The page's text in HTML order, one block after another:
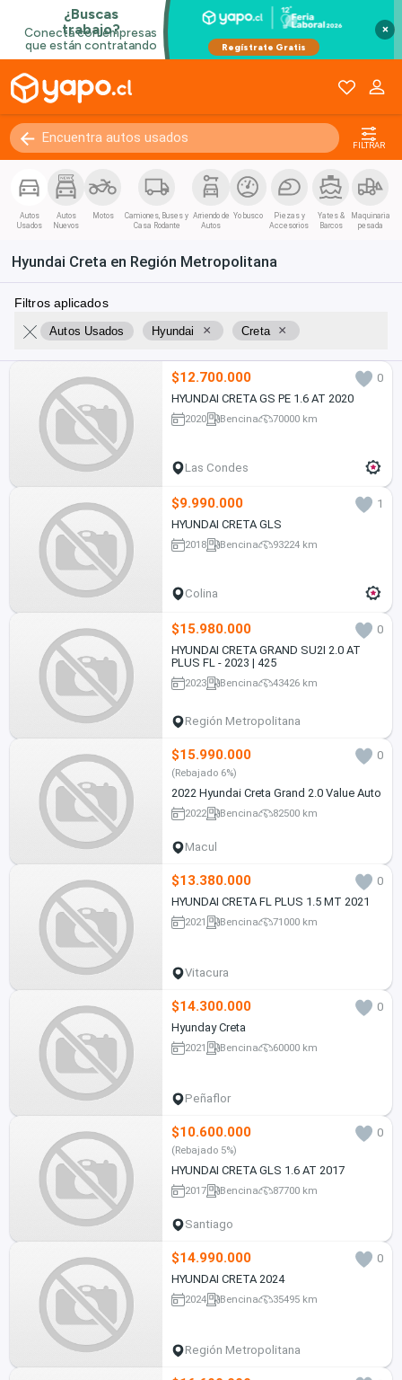
×
FILTRAR
Autos
Usados
Autos
Nuevos
Motos
Camiones, Buses y
Casa Rodante
Arriendo de
Autos
Yo busco
Piezas y
Accesorios
Yates &
Barcos
Maquinaria
pesada
Hyundai Creta en Región Metropolitana
Filtros aplicados
Autos Usados Hyundai × Creta ×
$12.700.000
0
HYUNDAI CRETA GS PE 1.6 AT 2020
2020 Bencina 70000 km
Las Condes
$9.990.000
1
HYUNDAI CRETA GLS
2018 Bencina 93224 km
Colina
$15.980.000
0
HYUNDAI CRETA GRAND SU2I 2.0 AT
PLUS FL - 2023 | 425
2023 Bencina 43426 km
Región Metropolitana
$15.990.000 0
(Rebajado 6%)
2022 Hyundai Creta Grand 2.0 Value Auto
2022 Bencina 82500 km
Macul
$13.380.000
0
HYUNDAI CRETA FL PLUS 1.5 MT 2021
2021 Bencina 71000 km
Vitacura
$14.300.000
0
Hyunday Creta
2021 Bencina 60000 km
Peñaflor
$10.600.000 0
(Rebajado 5%)
HYUNDAI CRETA GLS 1.6 AT 2017
2017 Bencina 87700 km
Santiago
$14.990.000
0
HYUNDAI CRETA 2024
2024 Bencina 35495 km
Región Metropolitana